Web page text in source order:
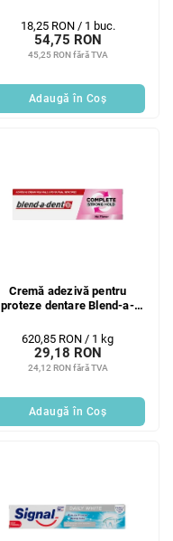
45,25 RON fără TVA
54,75 RON
Evaluare
preţ:
18,25 RON / 1 buc.
Adaugă în Coş
Cremă adezivă pentru
proteze dentare Blend-a-
neutră 47 g
24,12 RON fără TVA
29,18 RON
Evaluare
preţ:
620,85 RON / 1 kg
Adaugă în Coş